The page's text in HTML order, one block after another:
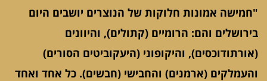
"חמישה אמונות חלוקות של הנוצרים יושבים היום
בירושלים והם: הרומיים (קתולים), והיוונים
(אורתודוכסים), והיקופוני (היעקוביטים הסורים)
והעמלקים (ארמנים) והחבישי (חבשים). כל אחד ואחד